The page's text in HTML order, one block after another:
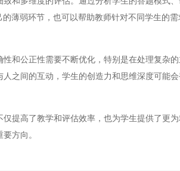
薄弱环节，也可以帮助教师针对不同学生的
公正性需要不断优化，特别是在处理复杂
之间的互动，学生的创造力和思维深度可能
高了教学和评估效率，也为学生提供了更为
方向。